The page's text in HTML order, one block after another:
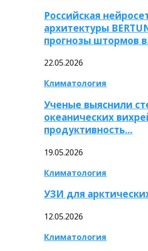
Российская
архитектуры
прогнозы штормов
22.05.2026
Климатология
Ученые выяснили
океанических
продуктивность…
19.05.2026
Климатология
УЗИ для
12.05.2026
Климатология